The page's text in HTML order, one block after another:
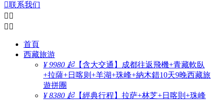
联系我们
 
 
首頁
西藏旅游
¥ 9980 起【含大交通】成都往返飛機+青藏軟臥
+拉薩+日喀则+羊湖+珠峰+納木錯10天9晚西藏旅
遊拼團
¥ 8380 起【經典行程】拉萨+林芝+日喀則+珠峰